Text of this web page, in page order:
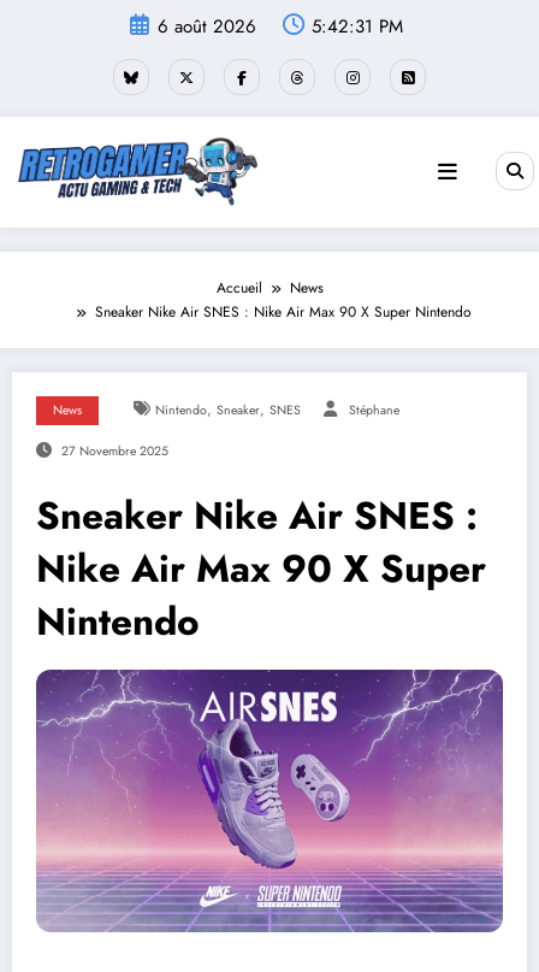
6 août 2026 5:42:32 PM
Accueil
News
Sneaker Nike Air SNES : Nike Air Max 90 X Super Nintendo
News Nintendo, Sneaker, SNES Stéphane
27 Novembre 2025
Sneaker Nike Air SNES :
Nike Air Max 90 X Super
Nintendo